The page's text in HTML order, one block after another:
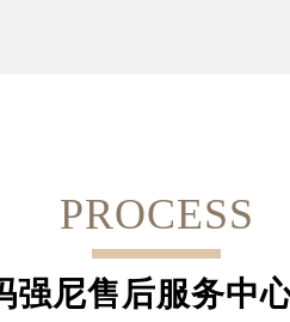
PROCESS
强尼售后服务中